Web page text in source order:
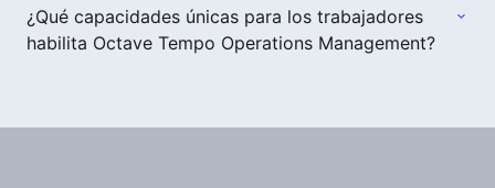
¿Qué capacidades únicas para los trabajadores
habilita Octave Tempo Operations Management?